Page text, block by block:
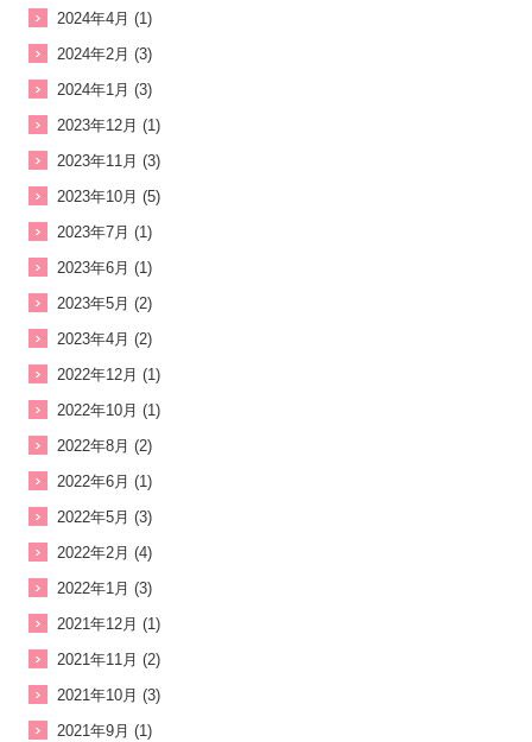
2024年4月 (1)
2024年2月 (3)
2024年1月 (3)
2023年12月 (1)
2023年11月 (3)
2023年10月 (5)
2023年7月 (1)
2023年6月 (1)
2023年5月 (2)
2023年4月 (2)
2022年12月 (1)
2022年10月 (1)
2022年8月 (2)
2022年6月 (1)
2022年5月 (3)
2022年2月 (4)
2022年1月 (3)
2021年12月 (1)
2021年11月 (2)
2021年10月 (3)
2021年9月 (1)